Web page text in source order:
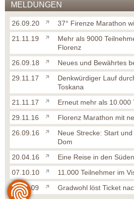
MELDUNGEN
26.09.20
37° Firenze Marathon
21.11.19
Mehr als 9000
Florenz
26.09.18
Neues und Bewährtes
29.11.17
Denkwürdiger Lauf
Toskana
21.11.17
Erneut mehr als 10.000
29.11.16
Florenz Marathon mit
26.09.16
Neue Strecke: Start
Dom
20.04.16
Eine Reise in den
07.10.10
11.000 Teilnehmer im
30.11.09
Gradwohl löst Ticket